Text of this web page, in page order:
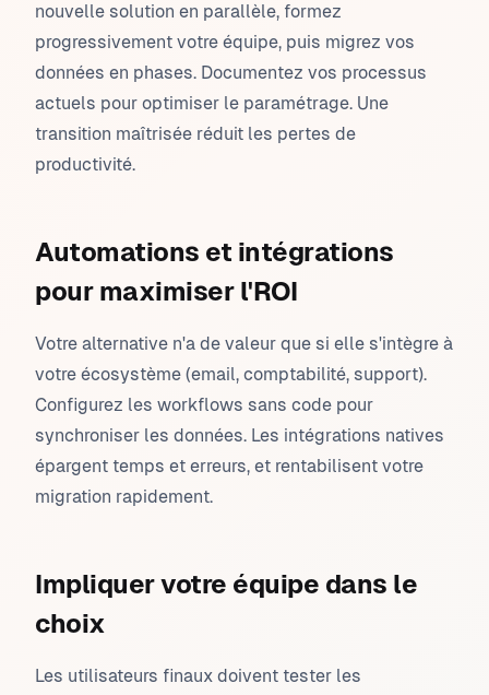
nouvelle solution en parallèle, formez
progressivement votre équipe, puis migrez vos
données en phases. Documentez vos processus
actuels pour optimiser le paramétrage. Une
transition maîtrisée réduit les pertes de
productivité.
Automations et intégrations
pour maximiser l'ROI
Votre alternative n'a de valeur que si elle s'intègre à
votre écosystème (email, comptabilité, support).
Configurez les workflows sans code pour
synchroniser les données. Les intégrations natives
épargent temps et erreurs, et rentabilisent votre
migration rapidement.
Impliquer votre équipe dans le
choix
Les utilisateurs finaux doivent tester les